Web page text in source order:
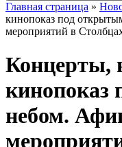
Главная страница »
кинопоказ под
мероприятий в
Концерты,
кинопоказ
небом.